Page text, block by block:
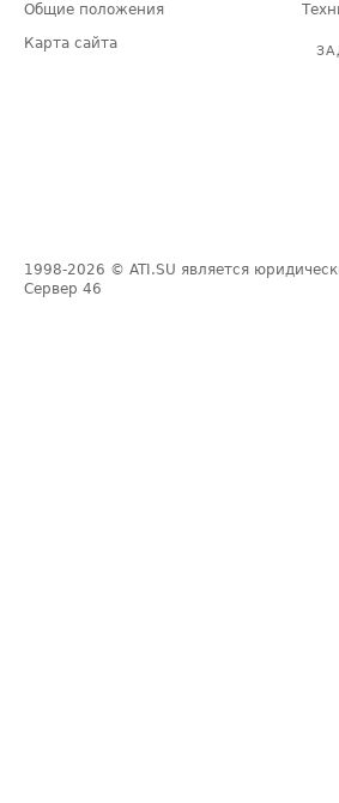
Общие положения
Карта сайта
1998-2026 © ATI.SU является
Сервер 46